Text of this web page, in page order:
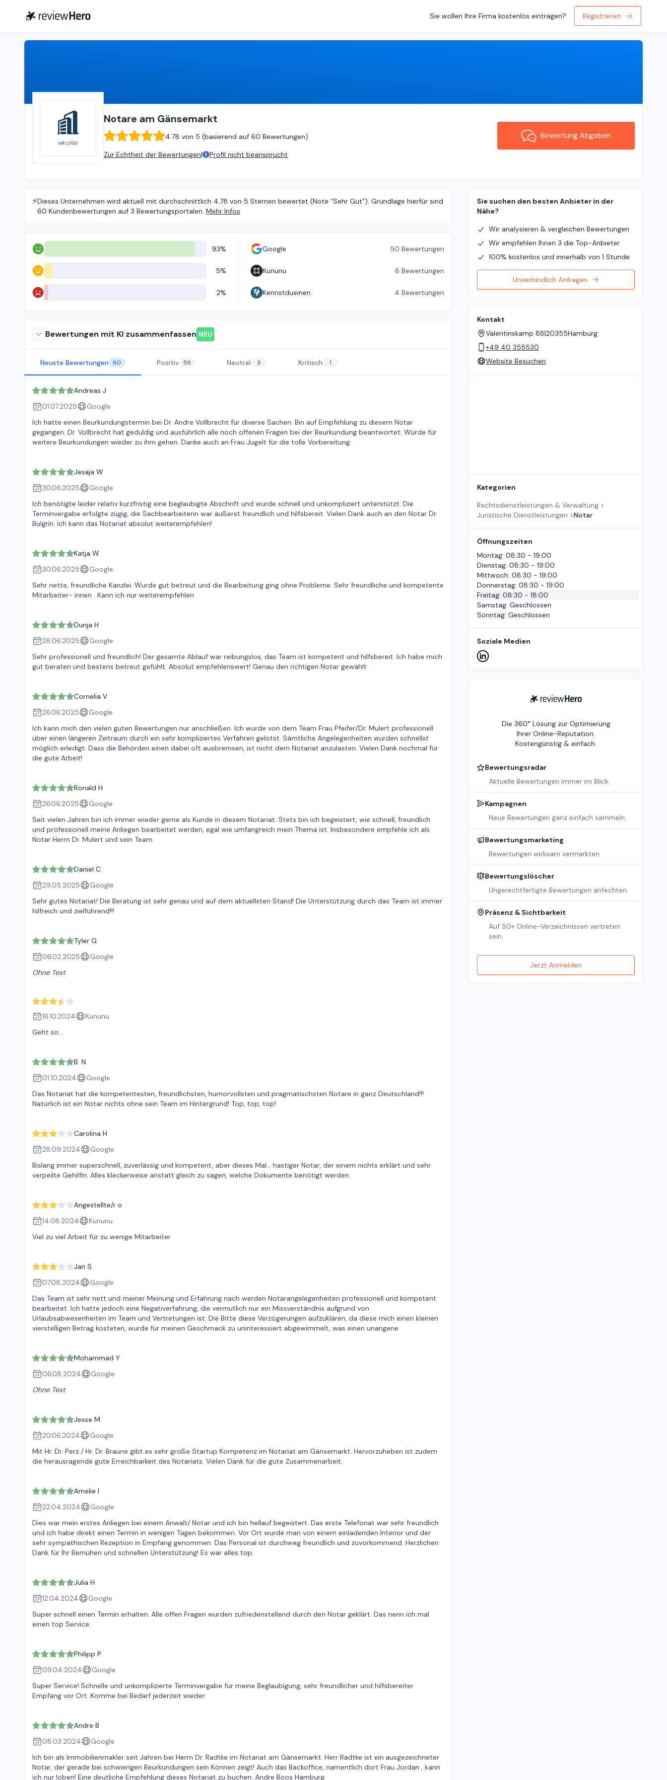
Sie wollen Ihre Firma kostenlos eintragen? Registrieren
Notare am Gänsemarkt
4.78 von 5 (basierend auf 60 Bewertungen)
Zur Echtheit der Bewertungen| Profil nicht beansprucht
Bewertung Abgeben
⚡️Dieses Unternehmen wird aktuell mit durchschnittlich 4.78 von 5 Sternen bewertet (Note “Sehr Gut”). Grundlage hierfür sind
60 Kundenbewertungen auf 3 Bewertungsportalen. Mehr Infos
Positiv 93%
Neutral 5%
Negativ 2%
Google 50 Bewertungen
Kununu 6 Bewertungen
Kennstdueinen 4 Bewertungen
Bewertungen mit KI zusammenfassen NEU
Neuste Bewertungen 60 Positiv 59 Neutral 3 Kritisch 1
Andreas J
01.07.2025
Google
Ich hatte einen Beurkundungstermin bei Dr. Andre Vollbrecht für diverse Sachen. Bin auf Empfehlung zu diesem Notar
gegangen. Dr. Vollbrecht hat geduldig und ausführlich alle noch offenen Fragen bei der Beurkundung beantwortet. Würde für
weitere Beurkundungen wieder zu ihm gehen. Danke auch an Frau Jugelt für die tolle Vorbereitung.
Jesaja W
30.06.2025
Google
Ich benötigte leider relativ kurzfristig eine beglaubigte Abschrift und wurde schnell und unkompliziert unterstützt. Die
Terminvergabe erfolgte zügig, die Sachbearbeiterin war äußerst freundlich und hilfsbereit. Vielen Dank auch an den Notar Dr.
Bulgrin. Ich kann das Notariat absolut weiterempfehlen!
Katja W
30.06.2025
Google
Sehr nette, freundliche Kanzlei. Wurde gut betreut und die Bearbeitung ging ohne Probleme. Sehr freundliche und kompetente
Mitarbeiter- innen . Kann ich nur weiterempfehlen
Dunja H
28.06.2025
Google
Sehr professionell und freundlich! Der gesamte Ablauf war reibungslos, das Team ist kompetent und hilfsbereit. Ich habe mich
gut beraten und bestens betreut gefühlt. Absolut empfehlenswert! Genau den richtigen Notar gewählt
Cornelia V
26.06.2025
Google
Ich kann mich den vielen guten Bewertungen nur anschließen. Ich wurde von dem Team Frau Pfeifer/Dr. Mulert professionell
über einen längeren Zeitraum durch ein sehr kompliziertes Verfahren gelotst. Sämtliche Angelegenheiten wurden schnellst
möglich erledigt. Dass die Behörden einen dabei oft ausbremsen, ist nicht dem Notariat anzulasten. Vielen Dank nochmal für
die gute Arbeit!
Ronald H
26.06.2025
Google
Seit vielen Jahren bin ich immer wieder gerne als Kunde in diesem Notariat. Stets bin ich begeistert, wie schnell, freundlich
und professionell meine Anliegen bearbeitet werden, egal wie umfangreich mein Thema ist. Insbesondere empfehle ich als
Notar Herrn Dr. Mulert und sein Team.
Daniel C
29.05.2025
Google
Sehr gutes Notariat! Die Beratung ist sehr genau und auf dem aktuellsten Stand! Die Unterstützung durch das Team ist immer
hilfreich und zielführend!!!
Tyler G
06.02.2025
Google
Ohne Text
16.10.2024
Kununu
Geht so...
B. N
01.10.2024
Google
Das Notariat hat die kompetentesten, freundlichsten, humorvollsten und pragmatischsten Notare in ganz Deutschland!!!
Natürlich ist ein Notar nichts ohne sein Team im Hintergrund! Top, top, top!
Carolina H
28.09.2024
Google
Bislang immer superschnell, zuverlässig und kompetent, aber dieses Mal... hastiger Notar, der einem nichts erklärt und sehr
verpeilte Gehilfin. Alles kleckerweise anstatt gleich zu sagen, welche Dokumente benötigt werden.
Angestellte/r o
14.08.2024
Kununu
Viel zu viel Arbeit für zu wenige Mitarbeiter
Jan S
07.08.2024
Google
Das Team ist sehr nett und meiner Meinung und Erfahrung nach werden Notarangelegenheiten professionell und kompetent
bearbeitet. Ich hatte jedoch eine Negativerfahrung, die vermutlich nur ein Missverständnis aufgrund von
Urlaubsabwesenheiten im Team und Vertretungen ist. Die Bitte diese Verzögerungen aufzuklären, da diese mich einen kleinen
vierstelligen Betrag kosteten, wurde für meinen Geschmack zu uninteressiert abgewimmelt, was einen unangene
Mohammad Y
06.08.2024
Google
Ohne Text
Jesse M
20.06.2024
Google
Mit Hr. Dr. Perz / Hr. Dr. Braune gibt es sehr große Startup Kompetenz im Notariat am Gänsemarkt. Hervorzuheben ist zudem
die herausragende gute Erreichbarkeit des Notariats. Vielen Dank für die gute Zusammenarbeit.
Amelie I
22.04.2024
Google
Dies war mein erstes Anliegen bei einem Anwalt/ Notar und ich bin hellauf begeistert. Das erste Telefonat war sehr freundlich
und ich habe direkt einen Termin in wenigen Tagen bekommen. Vor Ort wurde man von einem einladenden Interior und der
sehr sympathischen Rezeption in Empfang genommen. Das Personal ist durchweg freundlich und zuvorkommend. Herzlichen
Dank für Ihr Bemühen und schnellen Unterstützung! Es war alles top.
Julia H
12.04.2024
Google
Super schnell einen Termin erhalten. Alle offen Fragen wurden zufriedenstellend durch den Notar geklärt. Das nenn ich mal
einen top Service.
Philipp P
09.04.2024
Google
Super Service! Schnelle und unkomplizierte Terminvergabe für meine Beglaubigung, sehr freundlicher und hilfsbereiter
Empfang vor Ort. Komme bei Bedarf jederzeit wieder.
Andre B
08.03.2024
Google
Ich bin als Immobilienmakler seit Jahren bei Herrn Dr. Radtke im Notariat am Gänsemarkt. Herr Radtke ist ein ausgezeichneter
Notar, der gerade bei schwierigen Beurkundungen sein Können zeigt! Auch das Backoffice, namentlich dort Frau Jordan , kann
ich nur loben! Eine deutliche Empfehlung dieses Notariat zu buchen. Andre Boos Hamburg
Sie suchen den besten Anbieter in der
Nähe?
Wir analysieren & vergleichen Bewertungen
Wir empfehlen Ihnen 3 die Top-Anbieter
100% kostenlos und innerhalb von 1 Stunde
Unverbindlich Anfragen
Kontakt
Valentinskamp 88|20355Hamburg
+49 40 355530
Website Besuchen
Kategorien
Rechtsdienstleistungen & Verwaltung >
Juristische Dienstleistungen >Notar
Öffnungszeiten
Montag: 08:30 - 19:00
Dienstag: 08:30 - 19:00
Mittwoch: 08:30 - 19:00
Donnerstag: 08:30 - 19:00
Freitag: 08:30 - 18:00
Samstag: Geschlossen
Sonntag: Geschlossen
Soziale Medien
ReviewHero
Die 360° Lösung zur Optimierung
Ihrer Online-Reputation.
Kostengünstig & einfach.
Bewertungsradar
Aktuelle Bewertungen immer im Blick.
Kampagnen
Neue Bewertungen ganz einfach sammeln.
Bewertungsmarketing
Bewertungen wirksam vermarkten.
Bewertungslöscher
Ungerechtfertigte Bewertungen anfechten.
Präsenz & Sichtbarkeit
Auf 50+ Online-Verzeichnissen vertreten
sein.
Jetzt Anmelden